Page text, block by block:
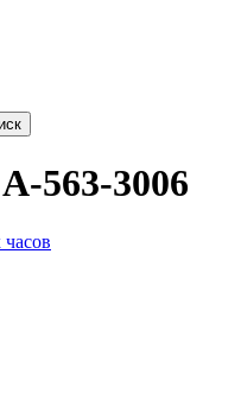
563-3006